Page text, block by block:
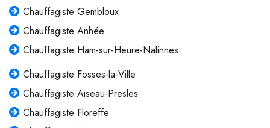
Chauffagiste Gembloux
Chauffagiste Anhée
Chauffagiste Ham-sur-Heure-Nalinnes
Chauffagiste Fosses-la-Ville
Chauffagiste Aiseau-Presles
Chauffagiste Floreffe